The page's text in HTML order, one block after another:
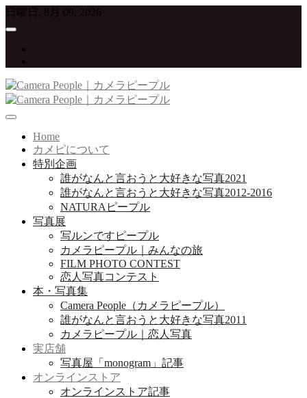
Skip
content
日曜日, 8月 09, 2026
Camera People｜カメラピープル
写真が大好きな人たちをつなげていくプロジェクト
Home
カメピについて
特別企画
誰がなんと言おうと大好きな写真2021
誰がなんと言おうと大好きな写真2012-2016
NATURAピープル
写真展
写ルンですピープル
カメラピープル｜みんなの旅
FILM PHOTO CONTEST
恋人写真コンテスト
本・写真集
Camera People（カメラピープル）
誰がなんと言おうと大好きな写真2011
カメラピープル｜恋人写真
実店舗
写真屋「monogram」記事
オンラインストア
オンラインストア記事